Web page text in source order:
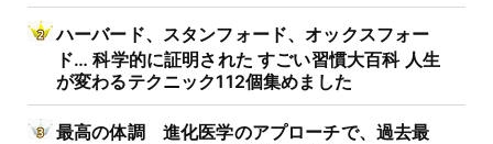
ハーバード、スタンフォード、オックスフォー
ド… 科学的に証明された すごい習慣大百科 人生
が変わるテクニック112個集めました
最高の体調 進化医学のアプローチで、過去最